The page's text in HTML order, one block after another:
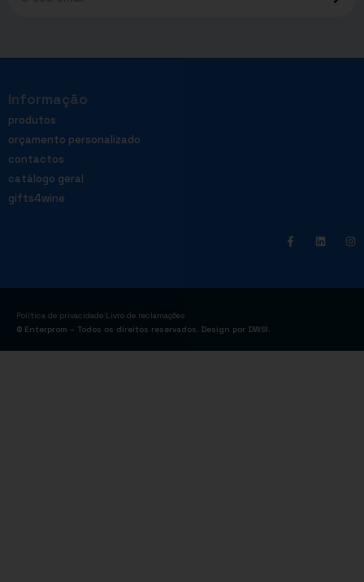
Informação
produtos
orçamento personalizado
contactos
catálogo geral
gifts4wine
Política de privacidade Livro de reclamações
© Enterprom – Todos os direitos reservados. Design por DWSI.